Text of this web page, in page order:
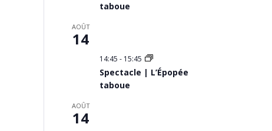
taboue
AOÛT
14
14:45 - 15:45
Spectacle | L’Épopée
taboue
AOÛT
14